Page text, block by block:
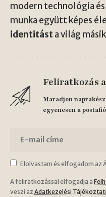
modern technológia
munka együtt képes
identitásta világ
Feliratkozás
Maradjon
egyenesen a
Elolvastam és elfogadom az
A feliratkozással elfogadja a
veszi az Adatkezelési